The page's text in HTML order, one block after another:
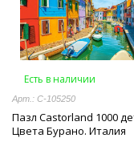
Есть в наличии
Арт.: C-105250
Пазл Castorland 1000
Цвета Бурано. Италия